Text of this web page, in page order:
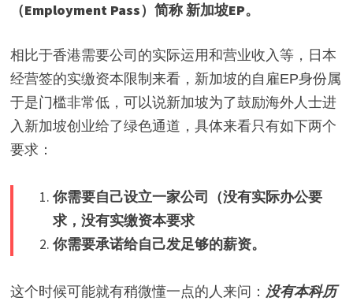
（Employment Pass）简称 新加坡EP。
相比于香港需要公司的实际运用和营业收入等，日本
经营签的实缴资本限制来看，新加坡的自雇EP身份属
于是门槛非常低，可以说新加坡为了鼓励海外人士进
入新加坡创业给了绿色通道，具体来看只有如下两个
要求：
你需要自己设立一家公司（没有实际办公要
求，没有实缴资本要求
你需要承诺给自己发足够的薪资。
这个时候可能就有稍微懂一点的人来问： 没有本科历